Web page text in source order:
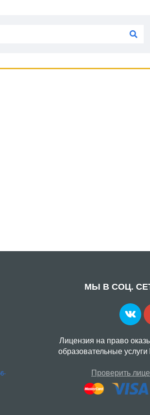
МЫ В СОЦ.
Лицензия на право
образовательные
Проверить